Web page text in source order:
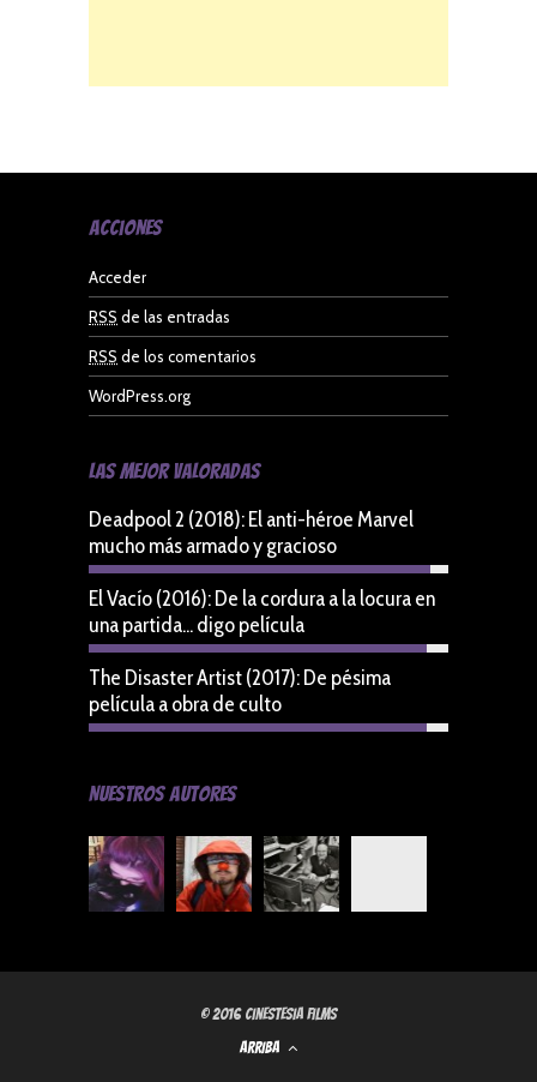
Acciones
Acceder
RSS de las entradas
RSS de los comentarios
WordPress.org
Las Mejor Valoradas
Deadpool 2 (2018): El anti-héroe Marvel
mucho más armado y gracioso
El Vacío (2016): De la cordura a la locura en
una partida... digo película
The Disaster Artist (2017): De pésima
película a obra de culto
Nuestros Autores
© 2016 Cinestesia Films
ARRIBA